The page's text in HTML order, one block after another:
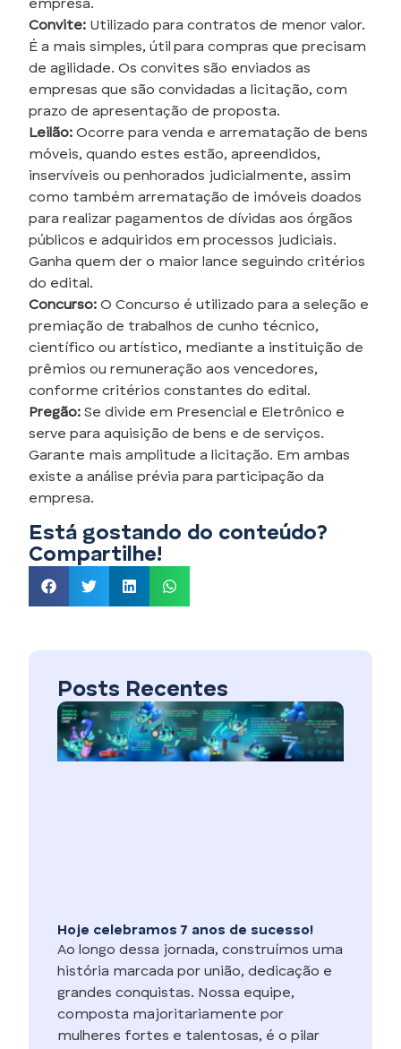
empresa.
Convite: Utilizado para contratos de menor valor.
É a mais simples, útil para compras que precisam
de agilidade. Os convites são enviados as
empresas que são convidadas a licitação, com
prazo de apresentação de proposta.
Leilão: Ocorre para venda e arrematação de bens
móveis, quando estes estão, apreendidos,
inservíveis ou penhorados judicialmente, assim
como também arrematação de imóveis doados
para realizar pagamentos de dívidas aos órgãos
públicos e adquiridos em processos judiciais.
Ganha quem der o maior lance seguindo critérios
do edital.
Concurso: O Concurso é utilizado para a seleção e
premiação de trabalhos de cunho técnico,
científico ou artístico, mediante a instituição de
prêmios ou remuneração aos vencedores,
conforme critérios constantes do edital.
Pregão: Se divide em Presencial e Eletrônico e
serve para aquisição de bens e de serviços.
Garante mais amplitude a licitação. Em ambas
existe a análise prévia para participação da
empresa.
Está gostando do conteúdo?
Compartilhe!
Posts Recentes
Hoje celebramos 7 anos de sucesso!
Ao longo dessa jornada, construímos uma
história marcada por união, dedicação e
grandes conquistas. Nossa equipe,
composta majoritariamente por
mulheres fortes e talentosas, é o pilar